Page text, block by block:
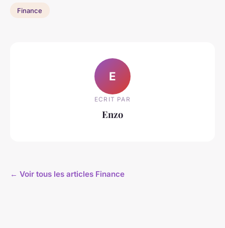
Finance
E
ECRIT PAR
Enzo
← Voir tous les articles Finance